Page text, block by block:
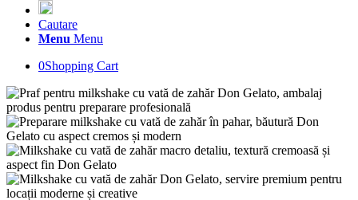
Cautare
Menu Menu
0Shopping Cart